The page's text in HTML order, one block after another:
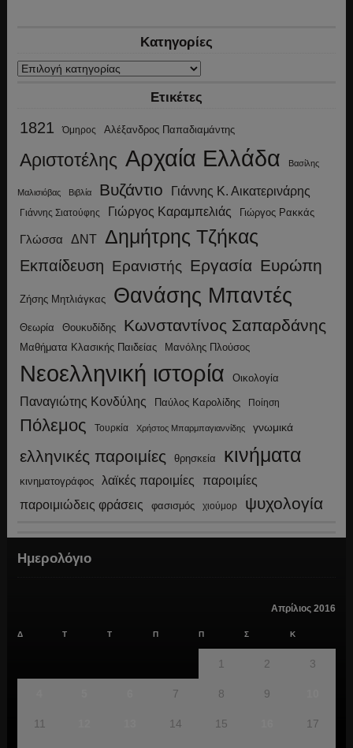
Κατηγορίες
Κατηγορίες
Ετικέτες
1821 Όμηρος Αλέξανδρος Παπαδιαμάντης
Αριστοτέλης Αρχαία Ελλάδα Βασίλης
Μαλισιόβας Βιβλία Βυζάντιο Γιάννης Κ. Αικατερινάρης
Γιάννης Σιατούφης Γιώργος Καραμπελιάς Γιώργος Ρακκάς
Γλώσσα ΔΝΤ Δημήτρης Τζήκας
Εκπαίδευση Ερανιστής Εργασία Ευρώπη
Ζήσης Μητλιάγκας Θανάσης Μπαντές
Θεωρία Θουκυδίδης Κωνσταντίνος Σαπαρδάνης
Μαθήματα Κλασικής Παιδείας Μανόλης Πλούσος
Νεοελληνική ιστορία Οικολογία
Παναγιώτης Κονδύλης Παύλος Καρολίδης Ποίηση
Πόλεμος Τουρκία Χρήστος Μπαρμπαγιαννίδης γνωμικά
ελληνικές παροιμίες θρησκεία κινήματα
κινηματογράφος λαϊκές παροιμίες παροιμίες
παροιμιώδεις φράσεις φασισμός χιούμορ ψυχολογία
Ημερολόγιο
Απρίλιος 2016
Δ Τ Τ Π Π Σ Κ
1 2 3
7 8 9
11 14 15 17